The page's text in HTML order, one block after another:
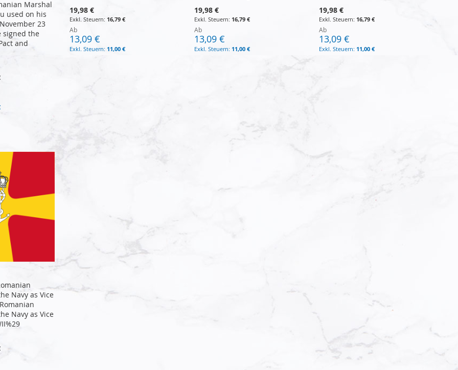
Marshal
used on his
23
signed the
and
19,98 €
16,79 €
Ab
13,09 €
11,00 €
19,98 €
16,79 €
Ab
13,09 €
11,00 €
19,98 €
16,79 €
Ab
13,09 €
11,00 €
Navy as Vice
Navy as Vice